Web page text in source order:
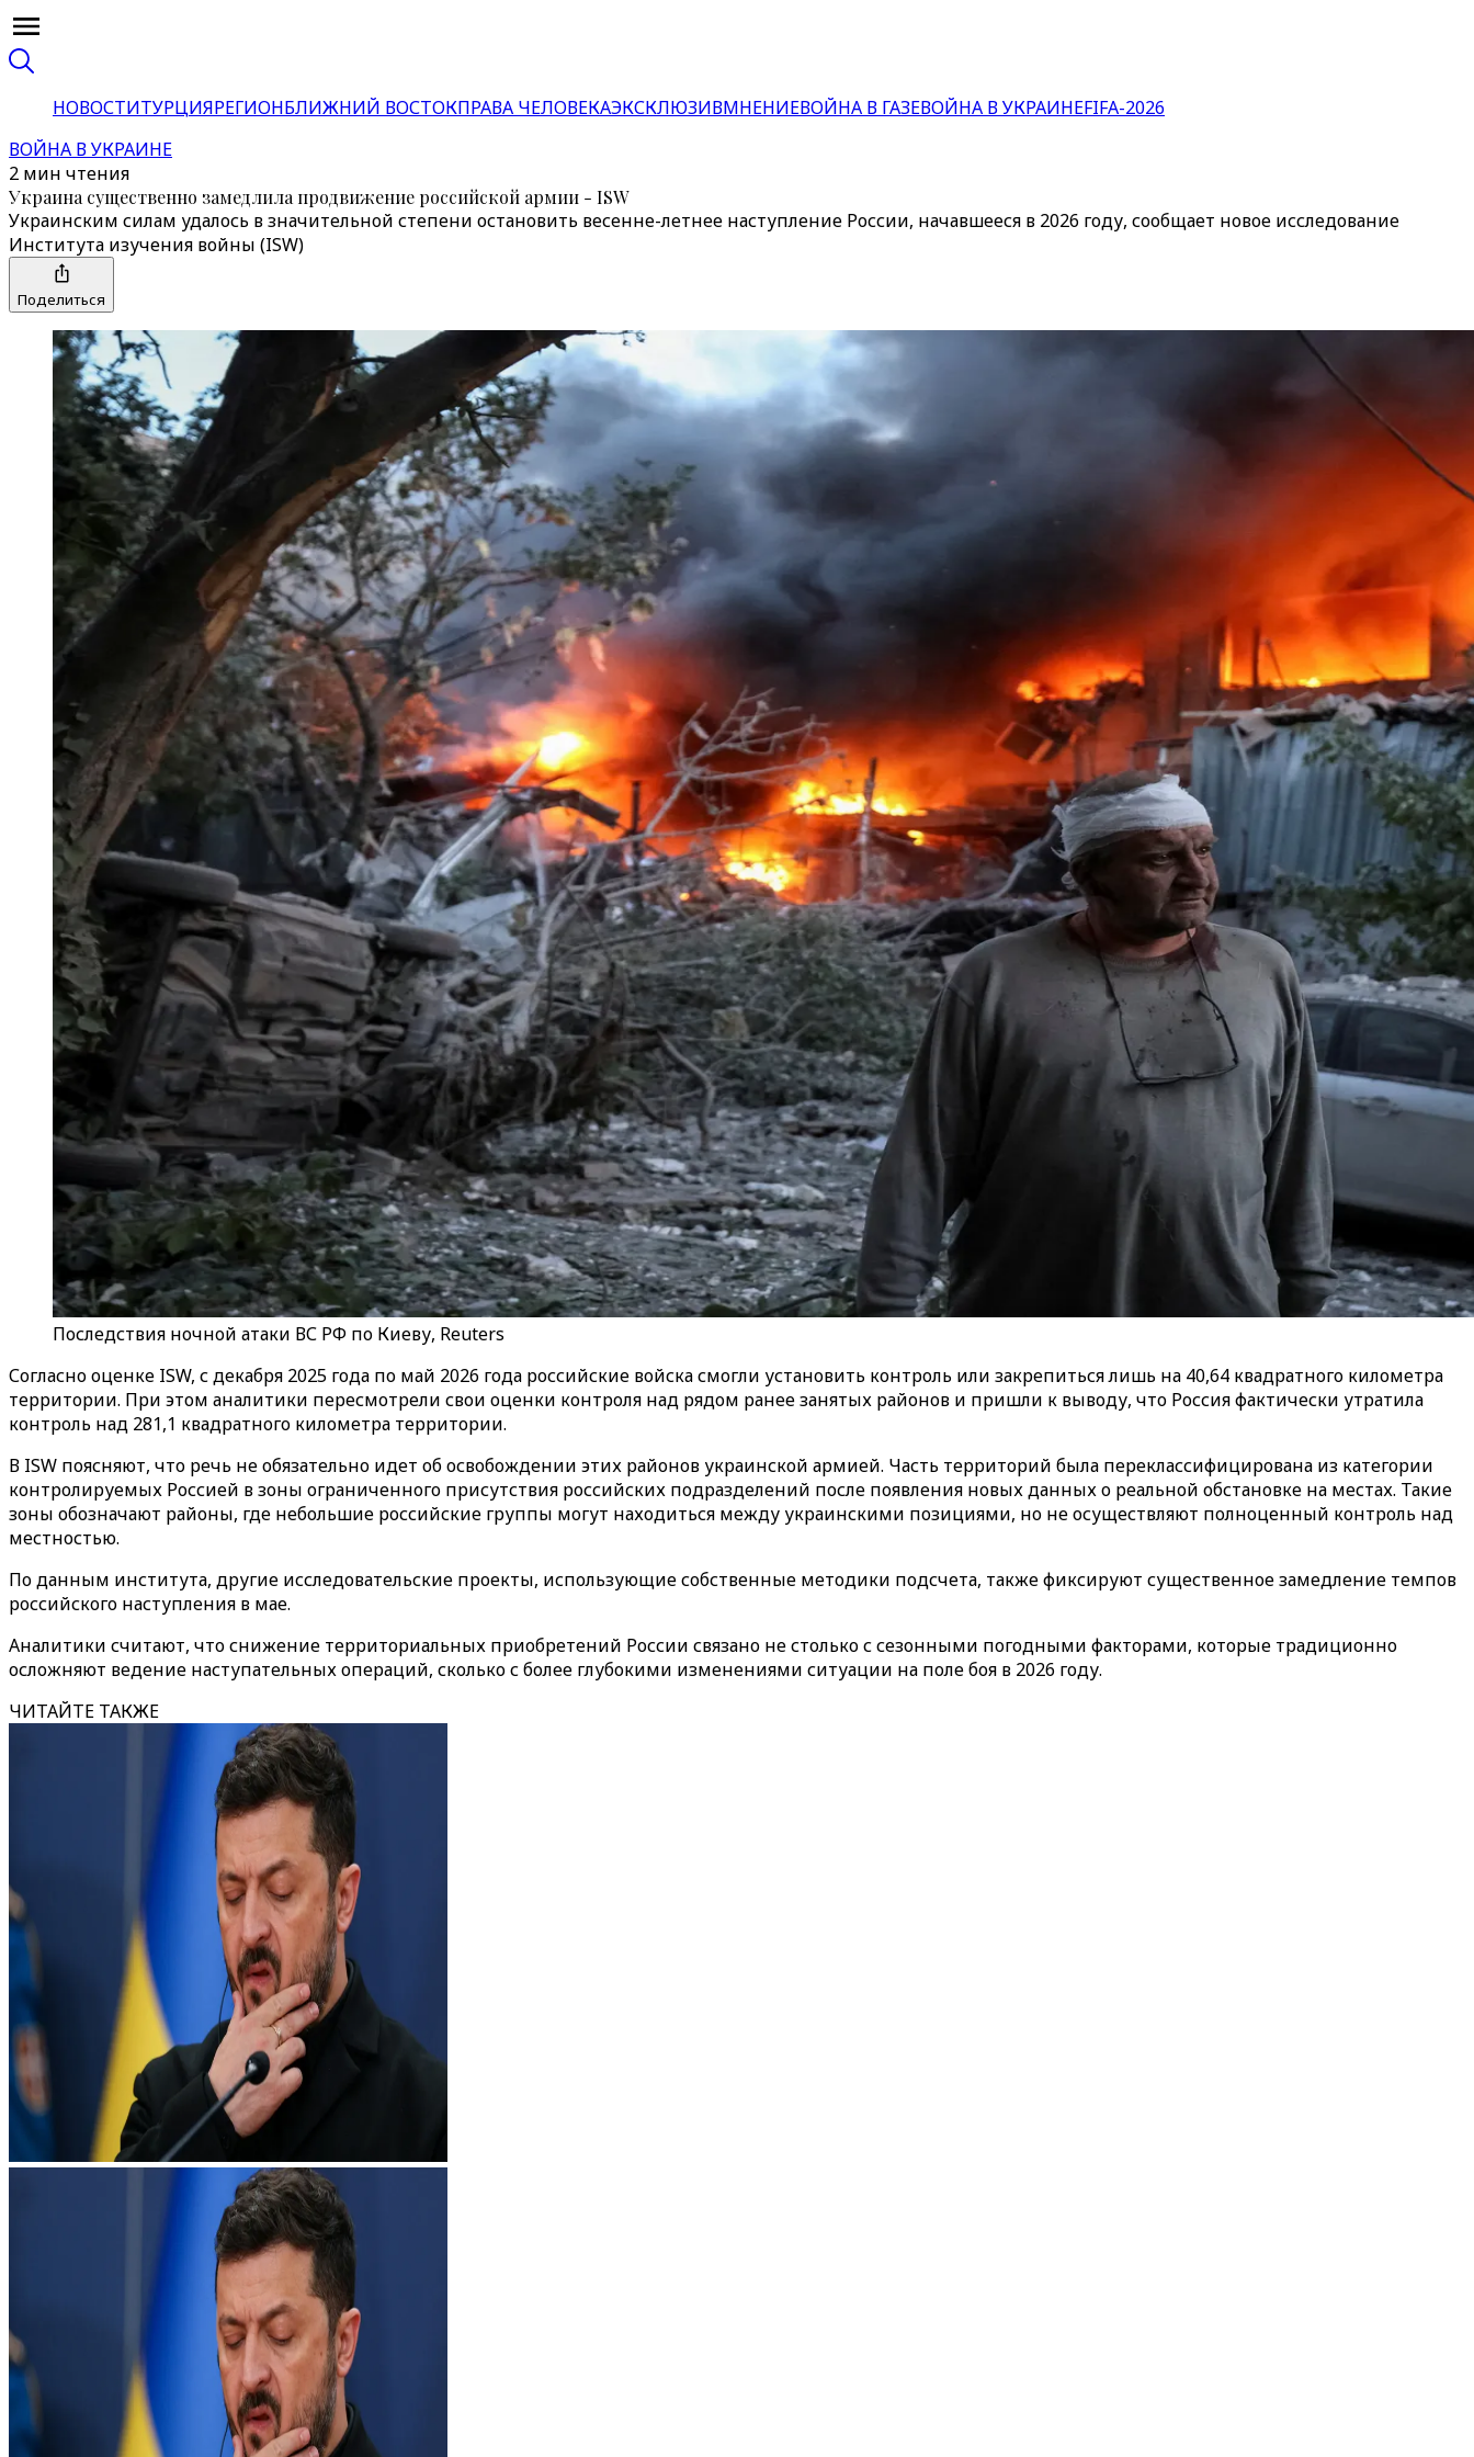
НОВОСТИТУРЦИЯРЕГИОНБЛИЖНИЙ ВОСТОКПРАВА ЧЕЛОВЕКАЭКСКЛЮЗИВМНЕНИЕВОЙНА В ГАЗЕВОЙНА В УКРАИНЕFIFA-2026
ВОЙНА В УКРАИНЕ
2 мин чтения
Украина существенно замедлила продвижение российской армии - ISW
Украинским силам удалось в значительной степени остановить весенне-летнее наступление России, начавшееся в 2026 году, сообщает новое исследование
Института изучения войны (ISW)
Поделиться
Последствия ночной атаки ВС РФ по Киеву, Reuters
Согласно оценке ISW, с декабря 2025 года по май 2026 года российские войска смогли установить контроль или закрепиться лишь на 40,64 квадратного километра
территории. При этом аналитики пересмотрели свои оценки контроля над рядом ранее занятых районов и пришли к выводу, что Россия фактически утратила
контроль над 281,1 квадратного километра территории.
В ISW поясняют, что речь не обязательно идет об освобождении этих районов украинской армией. Часть территорий была переклассифицирована из категории
контролируемых Россией в зоны ограниченного присутствия российских подразделений после появления новых данных о реальной обстановке на местах. Такие
зоны обозначают районы, где небольшие российские группы могут находиться между украинскими позициями, но не осуществляют полноценный контроль над
местностью.
По данным института, другие исследовательские проекты, использующие собственные методики подсчета, также фиксируют существенное замедление темпов
российского наступления в мае.
Аналитики считают, что снижение территориальных приобретений России связано не столько с сезонными погодными факторами, которые традиционно
осложняют ведение наступательных операций, сколько с более глубокими изменениями ситуации на поле боя в 2026 году.
ЧИТАЙТЕ ТАКЖЕ